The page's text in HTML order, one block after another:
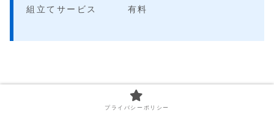
組立てサービス 有料
プライバシーポリシー